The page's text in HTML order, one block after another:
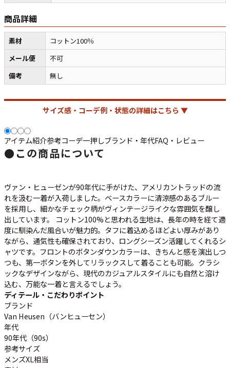
すべてのマニアックを見る
Search by Period年代から探す
90年代 80年代 70年代
60年代 50年代 40年代
週刊ラッシュアウト新聞
古着コラム
メディア・イベント情報
Youtube 古着屋Rush Out チャンネル
商品詳細
素材
コットン100％
メール便
不可
備考
無し
サイズ感・コーデ例・状態の詳細はこちら ▼
アイテム紹介参考コーデ一押しブランド・年代FAQ・レビュー
● この商品について
ヴァン・ヒューゼンが90年代に手がけた、アメリカントラッドの流
れを汲む一着が入荷しました。 ベースカラーに清涼感のあるブルー
を採用し、細かなチェック柄がヴィンテージライクな雰囲気を醸し
出しています。
コットン100%と思われる生地は、長年の時を経て適
度に馴染んだ風合いが魅力的。タフに着込めるほどよい厚みがあり
ながら、通気性も確保されており、ロングシーズン活躍してくれるシ
ャツです。フロントのボタンダウンカラーは、きちんと感を演出しつ
つも、第一ボタンを外してリラックスして着ることも可能。クラシ
ックなデザインながら、現代のカジュアルスタイルにも自然と溶け
込む、万能な一着と言えるでしょう。
ディテール・こだわりポイント
ブランド
Van Heusen（バンヒューセン）
年代
90年代（90s）
参考サイズ
メンズXL相当